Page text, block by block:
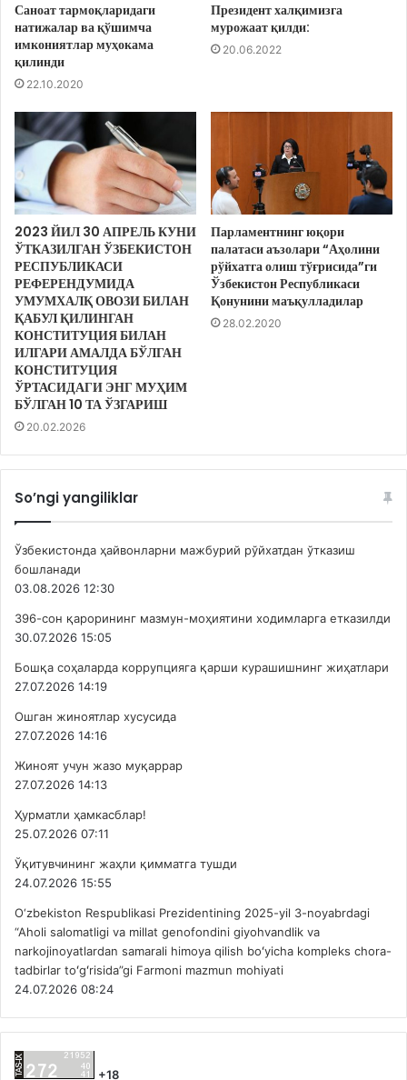
Саноат тармоқларидаги
натижалар ва қўшимча
имкониятлар муҳокама
қилинди
22.10.2020
Президент халқимизга
мурожаат қилди:
20.06.2022
2023 ЙИЛ 30 АПРЕЛЬ КУНИ
ЎТКАЗИЛГАН ЎЗБЕКИСТОН
РЕСПУБЛИКАСИ
РЕФЕРЕНДУМИДА
УМУМХАЛҚ ОВОЗИ БИЛАН
ҚАБУЛ ҚИЛИНГАН
КОНСТИТУЦИЯ БИЛАН
ИЛГАРИ АМАЛДА БЎЛГАН
КОНСТИТУЦИЯ
ЎРТАСИДАГИ ЭНГ МУҲИМ
БЎЛГАН 10 ТА ЎЗГАРИШ
20.02.2026
Парламентнинг юқори
палатаси аъзолари “Аҳолини
рўйхатга олиш тўғрисида”ги
Ўзбекистон Республикаси
Қонунини маъқулладилар
28.02.2020
So’ngi yangiliklar
Ўзбекистонда ҳайвонларни мажбурий рўйхатдан ўтказиш
бошланади
03.08.2026 12:30
396-сон қарорининг мазмун-моҳиятини ходимларга етказилди
30.07.2026 15:05
Бошқа соҳаларда коррупцияга қарши курашишнинг жиҳатлари
27.07.2026 14:19
Ошган жиноятлар хусусида
27.07.2026 14:16
Жиноят учун жазо муқаррар
27.07.2026 14:13
Ҳурматли ҳамкасблар!
25.07.2026 07:11
Ўқитувчининг жаҳли қимматга тушди
24.07.2026 15:55
O‘zbekiston Respublikasi Prezidentining 2025-yil 3-noyabrdagi
“Aholi salomatligi va millat genofondini giyohvandlik va
narkojinoyatlardan samarali himoya qilish boʻyicha kompleks chora-
tadbirlar toʻgʻrisida”gi Farmoni mazmun mohiyati
24.07.2026 08:24
+18